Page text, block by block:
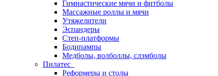
Гимнастические мячи и фитболы
Массажные роллы и мячи
Утяжелители
Эспандеры
Степ-платформы
Бодипампы
Медболы, волболлы, слэмболы
Пилатес
Реформеры и столы